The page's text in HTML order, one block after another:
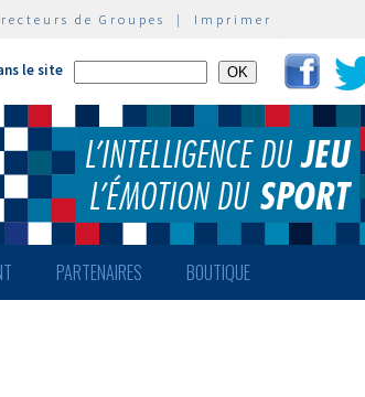
de Groupes | Imprimer
le site
PARTENAIRES BOUTIQUE